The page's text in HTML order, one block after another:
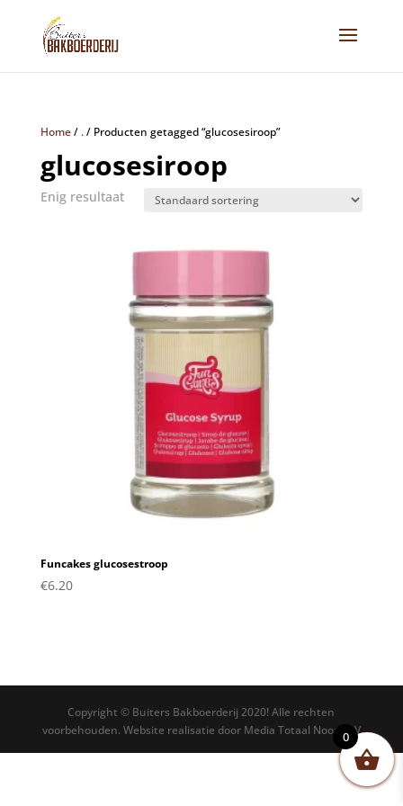
Home/ ./ Producten getagged “glucosesiroop”
glucosesiroop
Enig resultaat
Funcakes glucosestroop
€6.20
Copyright © Buiters Bakboerderij 2020! Alle rechten
voorbehouden. Website realisatie door Media Totaal Noord BV
0